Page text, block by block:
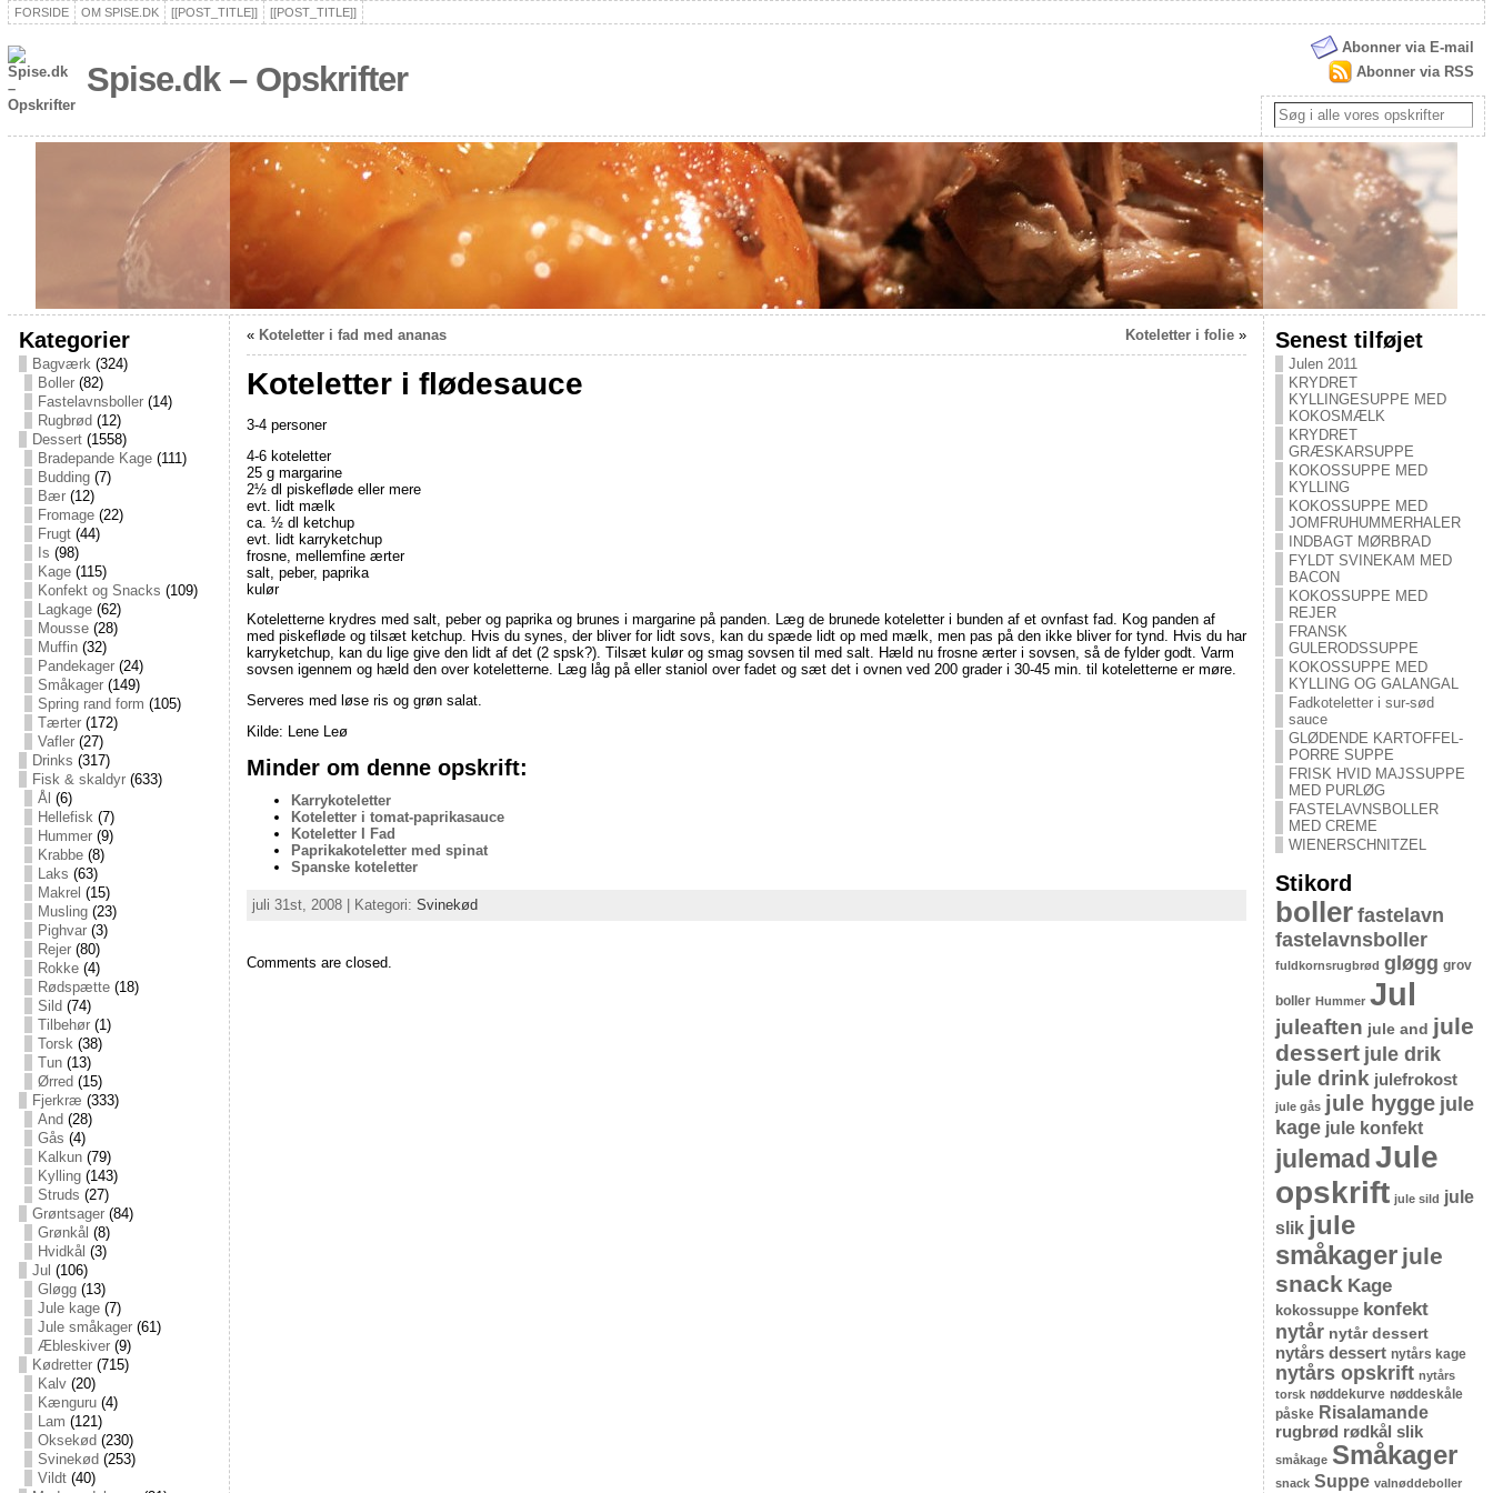
FORSIDE OM SPISE.DK [[POST_TITLE]] [[POST_TITLE]]
Spise.dk – Opskrifter
Abonner via E-mail
Abonner via RSS
Kategorier
Bagværk(324)
Boller(82)
Fastelavnsboller(14)
Rugbrød (12)
Dessert(1558)
Bradepande Kage(111)
Budding(7)
Bær(12)
Fromage(22)
Frugt(44)
Is (98)
Kage(115)
Konfekt og Snacks (109)
Lagkage(62)
Mousse(28)
Muffin(32)
Pandekager(24)
Småkager(149)
Spring rand form (105)
Tærter(172)
Vafler(27)
Drinks (317)
Fisk & skaldyr(633)
Ål (6)
Hellefisk(7)
Hummer(9)
Krabbe(8)
Laks (63)
Makrel (15)
Musling(23)
Pighvar(3)
Rejer(80)
Rokke(4)
Rødspætte(18)
Sild (74)
Tilbehør(1)
Torsk(38)
Tun(13)
Ørred (15)
Fjerkræ (333)
And (28)
Gås (4)
Kalkun(79)
Kylling(143)
Struds (27)
Grøntsager(84)
Grønkål (8)
Hvidkål (3)
Jul (106)
Gløgg(13)
Jule kage(7)
Jule småkager(61)
Æbleskiver(9)
Kødretter(715)
Kalv(20)
Kænguru(4)
Lam (121)
Oksekød (230)
Svinekød (253)
Vildt(40)
« Koteletter i fad med ananas Koteletter i folie»
Koteletter i flødesauce
3-4 personer
4-6 koteletter
25 g margarine
2½ dl piskefløde eller mere
evt. lidt mælk
ca. ½ dl ketchup
evt. lidt karryketchup
frosne, mellemfine ærter
salt, peber, paprika
kulør
Koteletterne krydres med salt, peber og paprika og brunes i margarine på panden. Læg de brunede koteletter i bunden af et ovnfast fad. Kog panden af
med piskefløde og tilsæt ketchup. Hvis du synes, der bliver for lidt sovs, kan du spæde lidt op med mælk, men pas på den ikke bliver for tynd. Hvis du har
karryketchup, kan du lige give den lidt af det (2 spsk?). Tilsæt kulør og smag sovsen til med salt. Hæld nu frosne ærter i sovsen, så de fylder godt. Varm
sovsen igennem og hæld den over koteletterne. Læg låg på eller staniol over fadet og sæt det i ovnen ved 200 grader i 30-45 min. til koteletterne er møre.
Serveres med løse ris og grøn salat.
Kilde: Lene Leø
Minder om denne opskrift:
Karrykoteletter
Koteletter i tomat-paprikasauce
Koteletter I Fad
Paprikakoteletter med spinat
Spanske koteletter
juli 31st, 2008 | Kategori: Svinekød
Comments are closed.
Senest tilføjet
Julen 2011
KRYDRET
KYLLINGESUPPE MED
KOKOSMÆLK
KRYDRET
GRÆSKARSUPPE
KOKOSSUPPE MED
KYLLING
KOKOSSUPPE MED
JOMFRUHUMMERHALER
INDBAGT MØRBRAD
FYLDT SVINEKAM MED
BACON
KOKOSSUPPE MED
REJER
FRANSK
GULERODSSUPPE
KOKOSSUPPE MED
KYLLING OG GALANGAL
Fadkoteletter i sur-sød
sauce
GLØDENDE KARTOFFEL-
PORRE SUPPE
FRISK HVID MAJSSUPPE
MED PURLØG
FASTELAVNSBOLLER
MED CREME
WIENERSCHNITZEL
Stikord
boller fastelavn
fastelavnsboller
fuldkornsrugbrød gløgg grov
boller Hummer Jul
juleaften jule and jule
dessert jule drik
jule drink julefrokost
jule gås jule hygge jule
kage jule konfekt
julemad Jule
opskrift jule sild jule
slik jule
småkager jule
snack Kage
kokossuppe konfekt
nytår nytår dessert
nytårs dessert nytårs kage
nytårs opskrift nytårs
torsk nøddekurve nøddeskåle
påske Risalamande
rugbrød rødkål slik
småkage Småkager
snack Suppe valnøddeboller